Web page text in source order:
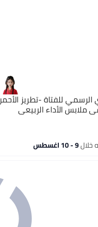
للفتاة -تطريز الأحمر
ملابس الأداء الربيعي
خلال9 - 10 اغسطس